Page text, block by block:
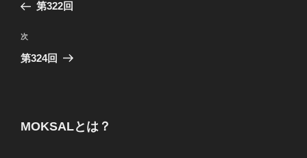
ナ
ビ
ゲ
ン
稿
第322回
次
の
次
第324回
MOKSALとは？